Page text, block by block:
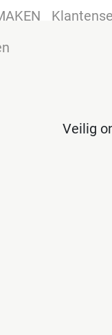
Veilig